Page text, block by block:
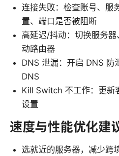
连接失败：检查账号、服
置、端口是否被阻断
高延迟/抖动：切换服务
动路由器
DNS 泄漏：开启 DNS 防
DNS
Kill Switch 不工作：更新
设置
速度与性能优化建
选就近的服务器，减少跨